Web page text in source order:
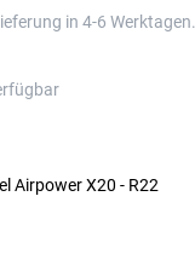
in 4-6 Werktagen.